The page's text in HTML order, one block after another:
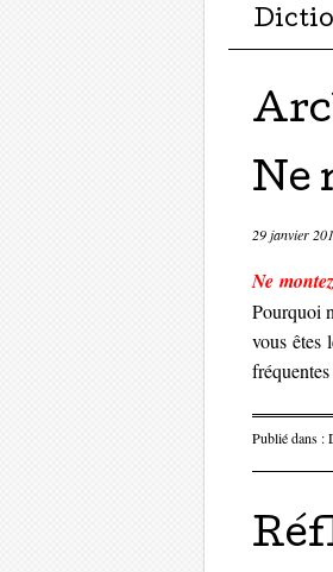
Ne
29 janvier
Ne
Pourquoi
vous êtes
fréquentes
Publié dans :